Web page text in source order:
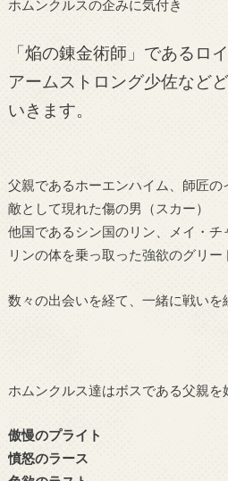
ホムンクルスの企みに気付き
「焔の錬金術師」であるロ
アームストロング少佐など
いきます。
父親であるホーエンハイム、師匠の
敵として現れた傷の男（スカー）
他国であるシン国のリン、メイ・チ
リンの体を乗っ取った強欲のグリー
数々の出会いを経て、一緒に戦いを
ホムンクルス達はボスである父親を
傲慢のプライト
憤怒のラース